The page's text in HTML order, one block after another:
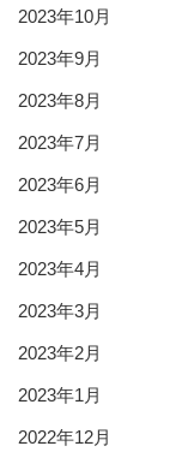
2023年10月
2023年9月
2023年8月
2023年7月
2023年6月
2023年5月
2023年4月
2023年3月
2023年2月
2023年1月
2022年12月